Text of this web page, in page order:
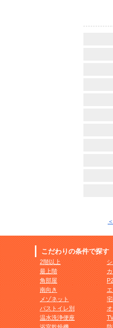
こだわりの条件で探す
2階以上
最上階
角部屋
南向き
メゾネット
バストイレ別
温水洗浄便座